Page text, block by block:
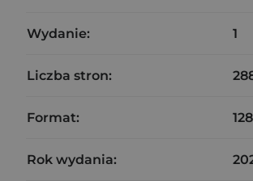
Wydanie: 1
Liczba stron:
Format:
Rok wydania: